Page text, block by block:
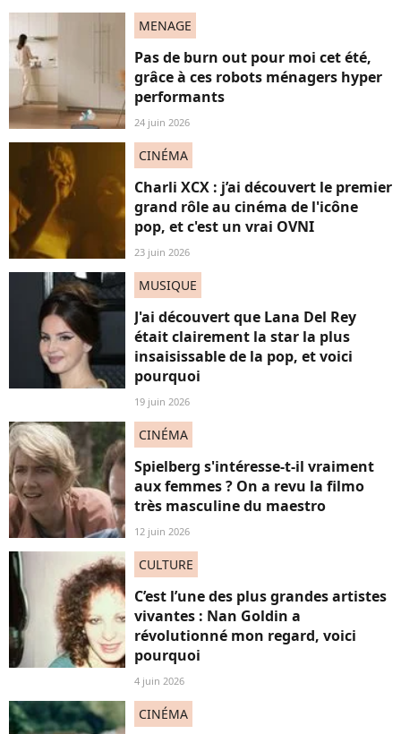
MENAGE
Pas de burn out pour moi cet été,
grâce à ces robots ménagers hyper
performants
24 juin 2026
CINÉMA
Charli XCX : j’ai découvert le premier
grand rôle au cinéma de l'icône
pop, et c'est un vrai OVNI
23 juin 2026
MUSIQUE
J'ai découvert que Lana Del Rey
était clairement la star la plus
insaisissable de la pop, et voici
pourquoi
19 juin 2026
CINÉMA
Spielberg s'intéresse-t-il vraiment
aux femmes ? On a revu la filmo
très masculine du maestro
12 juin 2026
CULTURE
C’est l’une des plus grandes artistes
vivantes : Nan Goldin a
révolutionné mon regard, voici
pourquoi
4 juin 2026
CINÉMA